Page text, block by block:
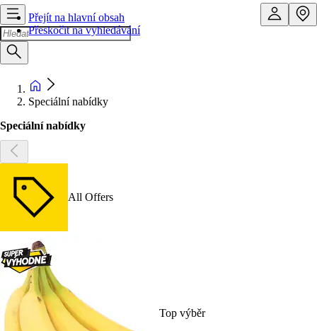
Přejít na hlavní obsah
Přeskočit na vyhledávání
Speciální nabídky
Speciální nabídky
All Offers
Top výběr